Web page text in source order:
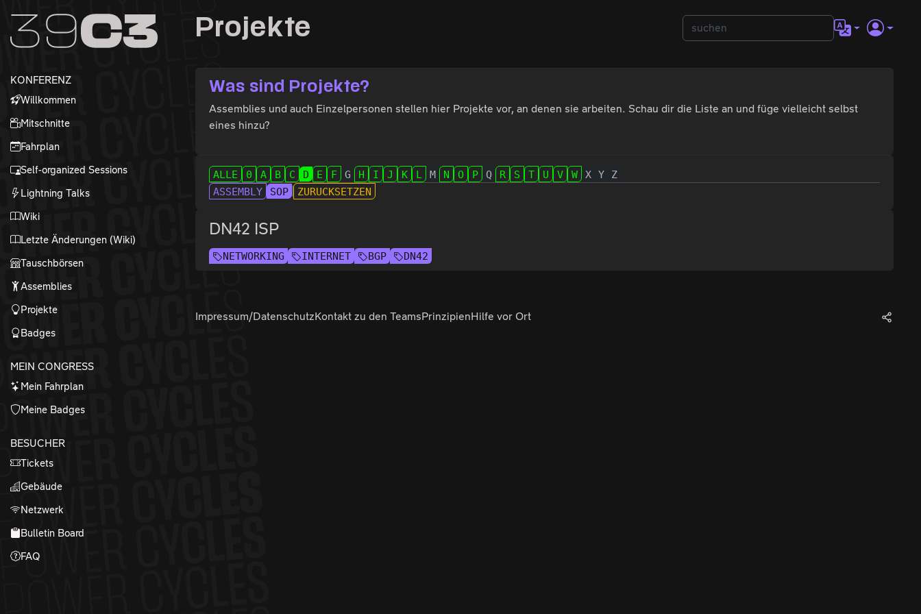
Zum Inhalt
Zum Footer
KONFERENZ
Willkommen
Mitschnitte
Fahrplan
Self-organized Sessions
Lightning Talks
Wiki
Letzte Änderungen (Wiki)
Tauschbörsen
Assemblies
Projekte
Badges
MEIN CONGRESS
Mein Fahrplan
Meine Badges
BESUCHER
Tickets
Gebäude
Netzwerk
Bulletin Board
FAQ
Projekte
Was sind Projekte?
Assemblies und auch Einzelpersonen stellen hier Projekte vor, an denen sie arbeiten. Schau dir die Liste an und füge vielleicht selbst
eines hinzu?
ALLE 0 A B C D E F G H I J K L M N O P Q R S T U V W X Y
Z
ASSEMBLY
SOP ZURÜCKSETZEN
DN42 ISP
NETWORKING INTERNET BGP DN42
Impressum/DatenschutzKontakt zu den TeamsPrinzipienHilfe vor Ort